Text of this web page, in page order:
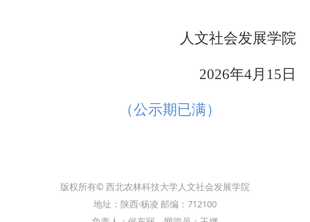
人文社会发展学院
2026年4月15日
（公示期已满）
版权所有© 西北农林科技大学人文社会发展学院
地址：陕西·杨凌 邮编：712100